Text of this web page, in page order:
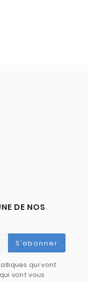
DE NOS
S’abonner
qui vont
vont vous